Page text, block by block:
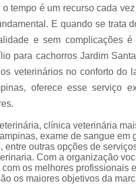
para pet
Ozonioterapia
animal
Veterinários
tempo é um recurso cada
E quando se trata
e sem complicações
para cachorros Jardim
veterinários no conforto do
oferece esse serviço
clínica veterinária
exame de sangue em
entre outras opções de
Com a organização
os melhores profissionais
os maiores objetivos da